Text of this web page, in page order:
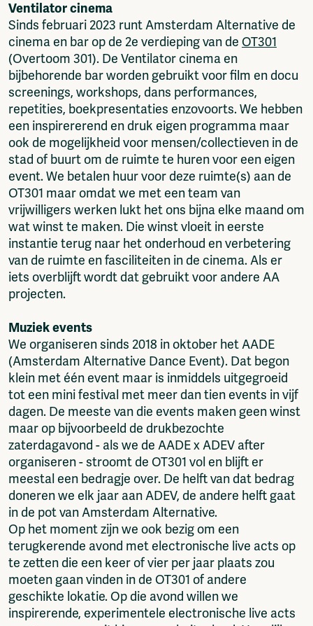
Ventilator cinema
Sinds februari 2023 runt Amsterdam Alternative de
cinema en bar op de 2e verdieping van de OT301
(Overtoom 301). De Ventilator cinema en
bijbehorende bar worden gebruikt voor film en docu
screenings, workshops, dans performances,
repetities, boekpresentaties enzovoorts. We hebben
een inspirererend en druk eigen programma maar
ook de mogelijkheid voor mensen/collectieven in de
stad of buurt om de ruimte te huren voor een eigen
event. We betalen huur voor deze ruimte(s) aan de
OT301 maar omdat we met een team van
vrijwilligers werken lukt het ons bijna elke maand om
wat winst te maken. Die winst vloeit in eerste
instantie terug naar het onderhoud en verbetering
van de ruimte en fasciliteiten in de cinema. Als er
iets overblijft wordt dat gebruikt voor andere AA
projecten.
Muziek events
We organiseren sinds 2018 in oktober het AADE
(Amsterdam Alternative Dance Event). Dat begon
klein met één event maar is inmiddels uitgegroeid
tot een mini festival met meer dan tien events in vijf
dagen. De meeste van die events maken geen winst
maar op bijvoorbeeld de drukbezochte
zaterdagavond - als we de AADE x ADEV after
organiseren - stroomt de OT301 vol en blijft er
meestal een bedragje over. De helft van dat bedrag
doneren we elk jaar aan ADEV, de andere helft gaat
in de pot van Amsterdam Alternative.
Op het moment zijn we ook bezig om een
terugkerende avond met electronische live acts op
te zetten die een keer of vier per jaar plaats zou
moeten gaan vinden in de OT301 of andere
geschikte lokatie. Op die avond willen we
inspirerende, experimentele electronische live acts